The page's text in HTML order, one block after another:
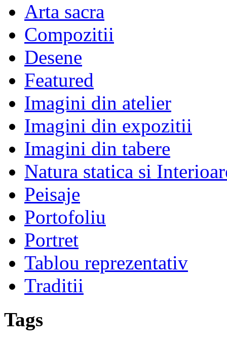
Arta sacra
Compozitii
Desene
Featured
Imagini din atelier
Imagini din expozitii
Imagini din tabere
Natura statica si
Peisaje
Portofoliu
Portret
Tablou reprezentativ
Traditii
Tags